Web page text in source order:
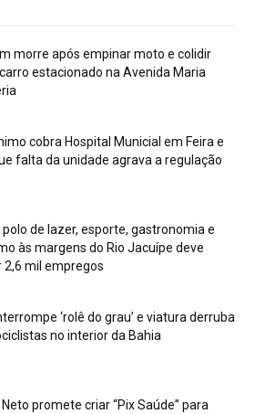
morre após empinar moto e colidir
estacionado na Avenida Maria
cobra Hospital Municial em Feira e
falta da unidade agrava a regulação
polo de lazer, esporte, gastronomia e
às margens do Rio Jacuípe deve
2,6 mil empregos
‘rolê do grau’ e viatura derruba
no interior da Bahia
promete criar “Pix Saúde” para